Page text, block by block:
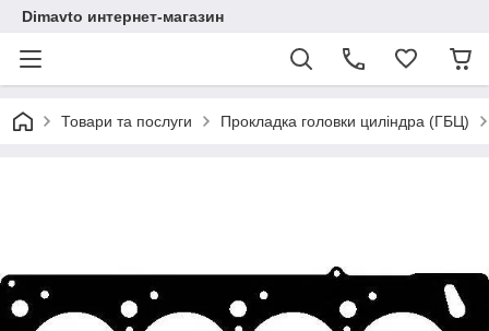
Dimavto интернет-магазин
Товари та послуги Прокладка головки циліндра (ГБЦ)